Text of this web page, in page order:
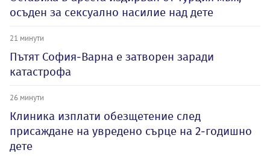
осъден за сексуално насилие над дете
21 минути
Пътят София-Варна е затворен заради
катастрофа
26 минути
Клиника изплати обезщетение след
присаждане на увредено сърце на 2-годишно
дете